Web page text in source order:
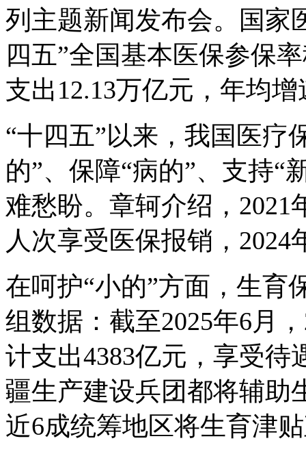
列主题新闻发布会。国家
四五”全国基本医保参保
支出12.13万亿元，年均增
“十四五”以来，我国医疗
的”、保障“病的”、支持“
难愁盼。章轲介绍，2021
人次享受医保报销，2024
在呵护“小的”方面，生育
组数据：截至2025年6月
计支出4383亿元，享受待
疆生产建设兵团都将辅助
近6成统筹地区将生育津